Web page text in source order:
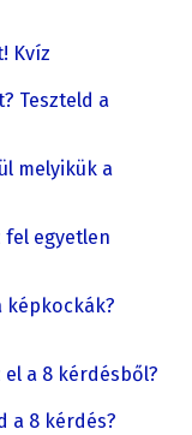
Kvíz
Teszteld a
melyikük a
fel egyetlen
képkockák?
a 8 kérdésből?
a 8 kérdés?